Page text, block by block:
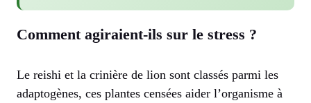
Comment agiraient-ils sur le stress ?
Le reishi et la crinière de lion sont classés parmi les
adaptogènes, ces plantes censées aider l’organisme à